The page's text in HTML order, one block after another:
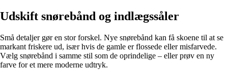
Udskift snørebånd og indlægssåler
Små detaljer gør en stor forskel. Nye snørebånd kan få skoene til at se
markant friskere ud, især hvis de gamle er flossede eller misfarvede.
Vælg snørebånd i samme stil som de oprindelige – eller prøv en ny
farve for et mere moderne udtryk.